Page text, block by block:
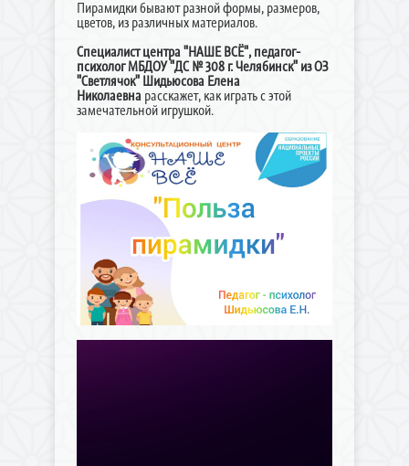
Пирамидки бывают разной формы, размеров,
цветов, из различных материалов.
Специалист центра "НАШЕ ВСЁ", педагог-
психолог МБДОУ "ДС № 308 г. Челябинск" из ОЗ
"Светлячок" Шидьюсова Елена
Николаевнарасскажет, как играть с этой
замечательной игрушкой.